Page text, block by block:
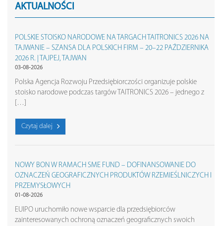
AKTUALNOŚCI
POLSKIE STOISKO NARODOWE NA TARGACH TAITRONICS 2026 NA
TAJWANIE – SZANSA DLA POLSKICH FIRM – 20–22 PAŹDZIERNIKA
2026 R. | TAJPEJ, TAJWAN
03-08-2026
Polska Agencja Rozwoju Przedsiębiorczości organizuje polskie
stoisko narodowe podczas targów TAITRONICS 2026 – jednego z
[…]
Czytaj dalej
NOWY BON W RAMACH SME FUND – DOFINANSOWANIE DO
OZNACZEŃ GEOGRAFICZNYCH PRODUKTÓW RZEMIEŚLNICZYCH I
PRZEMYSŁOWYCH
01-08-2026
EUIPO uruchomiło nowe wsparcie dla przedsiębiorców
zainteresowanych ochroną oznaczeń geograficznych swoich